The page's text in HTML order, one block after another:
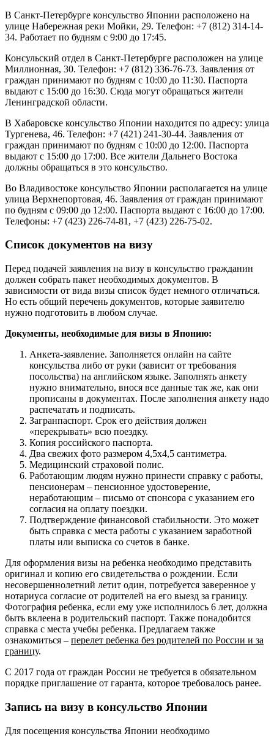
В Санкт-Петербурге консульство Японии расположено на
улице Набережная реки Мойки, 29. Телефон: +7 (812) 314-14-
34. Работает по будням с 9:00 до 17:45.
Консульский отдел в Санкт-Петербурге расположен на улице
Миллионная, 30. Телефон: +7 (812) 336-76-73. Заявления от
граждан принимают по будням с 10:00 до 11:30. Паспорта
выдают с 15:00 до 16:30. Сюда могут обращаться жители
Ленинградской области.
В Хабаровске консульство Японии находится по адресу: улица
Тургенева, 46. Телефон: +7 (421) 241-30-44. Заявления от
граждан принимают по будням с 10:00 до 12:00. Паспорта
выдают с 15:00 до 17:00. Все жители Дальнего Востока
должны обращаться в это консульство.
Во Владивостоке консульство Японии располагается на улице
улица Верхнепортовая, 46. Заявления от граждан принимают
по будням с 09:00 до 12:00. Паспорта выдают с 16:00 до 17:00.
Телефоны: +7 (423) 226-74-81, +7 (423) 226-75-02.
Список документов на визу
Перед подачей заявления на визу в консульство гражданин
должен собрать пакет необходимых документов. В
зависимости от вида визы список будет немного отличаться.
Но есть общий перечень документов, которые заявителю
нужно подготовить в любом случае.
Документы, необходимые для визы в Японию:
Анкета-заявление. Заполняется онлайн на сайте
консульства либо от руки (зависит от требования
посольства) на английском языке. Заполнять анкету
нужно внимательно, внося все данные так же, как они
прописаны в документах. После заполнения анкету надо
распечатать и подписать.
Загранпаспорт. Срок его действия должен
«перекрывать» всю поездку.
Копия российского паспорта.
Два свежих фото размером 4,5х4,5 сантиметра.
Медицинский страховой полис.
Работающим людям нужно принести справку с работы,
пенсионерам – пенсионное удостоверение,
неработающим – письмо от спонсора с указанием его
согласия на оплату поездки.
Подтверждение финансовой стабильности. Это может
быть справка с места работы с указанием заработной
платы или выписка со счетов в банке.
Для оформления визы на ребенка необходимо представить
оригинал и копию его свидетельства о рождении. Если
несовершеннолетний летит один, потребуется заверенное у
нотариуса согласие от родителей на его выезд за границу.
Фотография ребенка, если ему уже исполнилось 6 лет, должна
быть вклеена в родительский паспорт. Также понадобится
справка с места учебы ребенка. Предлагаем также
ознакомиться – перелет ребенка без родителей по России и за
границу.
С 2017 года от граждан России не требуется в обязательном
порядке приглашение от гаранта, которое требовалось ранее.
Запись на визу в консульство Японии
Для посещения консульства Японии необходимо